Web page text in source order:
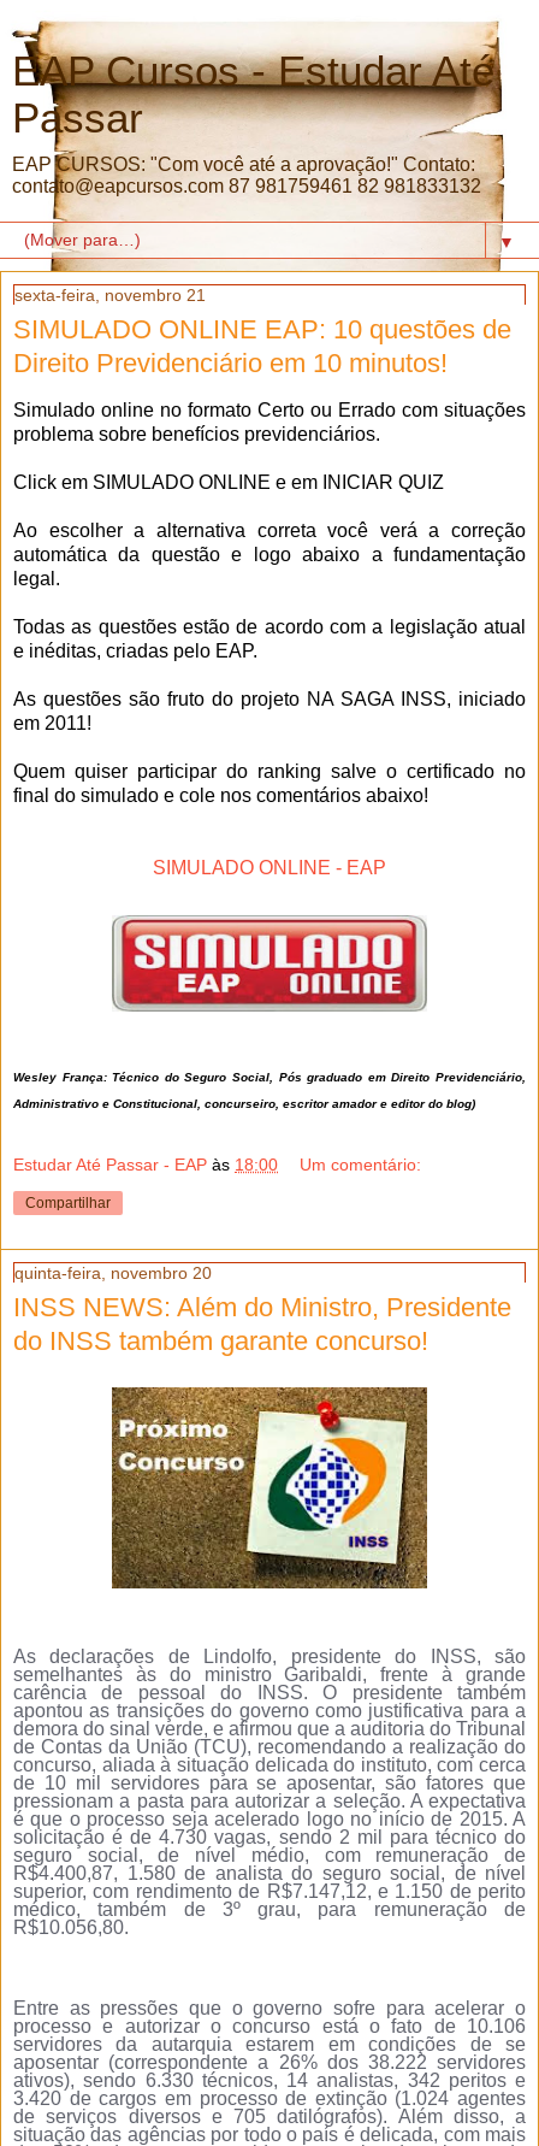
EAP Cursos - Estudar Até
Passar
EAP CURSOS: "Com você até a aprovação!" Contato:
contato@eapcursos.com 87 981759461 82 981833132
▼
sexta-feira, novembro 21
SIMULADO ONLINE EAP: 10 questões de
Direito Previdenciário em 10 minutos!
Simulado online no formato Certo ou Errado com situações
problema sobre benefícios previdenciários.
Click em SIMULADO ONLINE e em INICIAR QUIZ
Ao escolher a alternativa correta você verá a correção
automática da questão e logo abaixo a fundamentação
legal.
Todas as questões estão de acordo com a legislação atual
e inéditas, criadas pelo EAP.
As questões são fruto do projeto NA SAGA INSS, iniciado
em 2011!
Quem quiser participar do ranking salve o certificado no
final do simulado e cole nos comentários abaixo!
SIMULADO ONLINE - EAP
Wesley França: Técnico do Seguro Social, Pós graduado em Direito Previdenciário,
Administrativo e Constitucional, concurseiro, escritor amador e editor do blog)
Estudar Até Passar - EAP às 18:00 Um comentário:
Compartilhar
quinta-feira, novembro 20
INSS NEWS: Além do Ministro, Presidente
do INSS também garante concurso!
As declarações de Lindolfo, presidente do INSS, são
semelhantes às do ministro Garibaldi, frente à grande
carência de pessoal do INSS. O presidente também
apontou as transições do governo como justificativa para a
demora do sinal verde, e afirmou que a auditoria do Tribunal
de Contas da União (TCU), recomendando a realização do
concurso, aliada à situação delicada do instituto, com cerca
de 10 mil servidores para se aposentar, são fatores que
pressionam a pasta para autorizar a seleção. A expectativa
é que o processo seja acelerado logo no início de 2015. A
solicitação é de 4.730 vagas, sendo 2 mil para técnico do
seguro social, de nível médio, com remuneração de
R$4.400,87, 1.580 de analista do seguro social, de nível
superior, com rendimento de R$7.147,12, e 1.150 de perito
médico, também de 3º grau, para remuneração de
R$10.056,80.
Entre as pressões que o governo sofre para acelerar o
processo e autorizar o concurso está o fato de 10.106
servidores da autarquia estarem em condições de se
aposentar (correspondente a 26% dos 38.222 servidores
ativos), sendo 6.330 técnicos, 14 analistas, 342 peritos e
3.420 de cargos em processo de extinção (1.024 agentes
de serviços diversos e 705 datilógrafos). Além disso, a
situação das agências por todo o país é delicada, com mais